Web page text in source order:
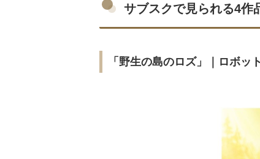
サブスクで見られる4作
「野生の島のロズ」｜ロボ